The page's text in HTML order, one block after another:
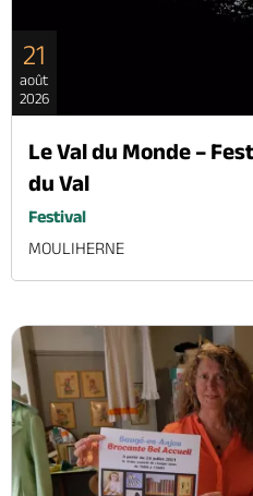
21
août
2026
Le Val du Monde –
du Val
Festival
MOULIHERNE